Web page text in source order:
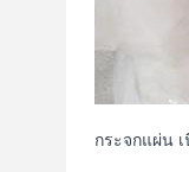
กระจกแผ่น